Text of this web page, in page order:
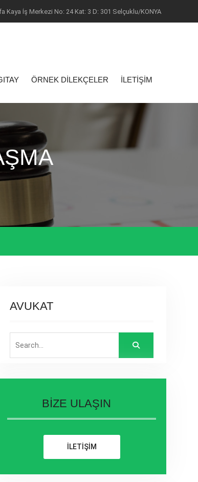
Kaya İş Merkezi No: 24 Kat: 3 D: 301 Selçuklu/KONYA
ÖRNEK DİLEKÇELER İLETİŞİM
AVUKAT
for:
BİZE ULAŞIN
İLETİŞİM